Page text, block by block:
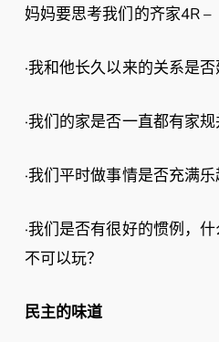
妈妈要思考我们的齐家4R –
·我和他长久以来的关系是否
·我们的家是否一直都有家
·我们平时做事情是否充满
·我们是否有很好的惯例，
不可以玩？
民主的味道